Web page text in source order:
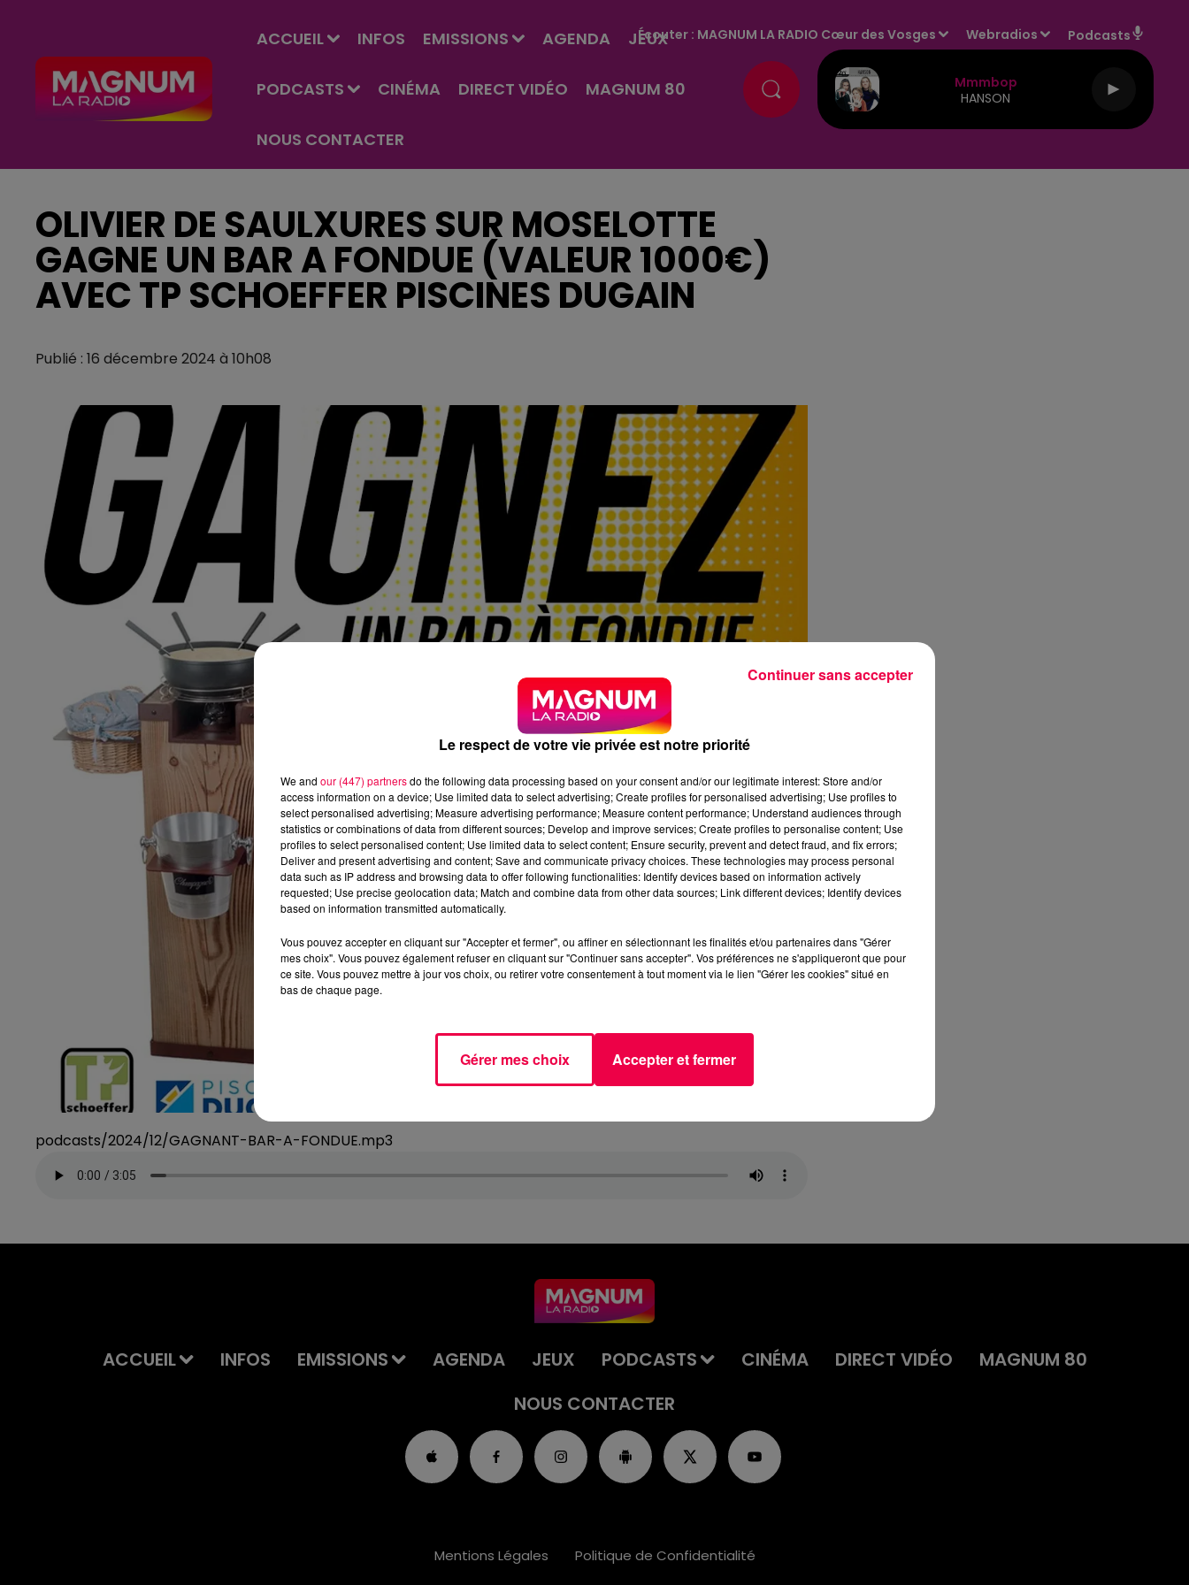
ACCUEIL INFOS EMISSIONS AGENDA JEUX
PODCASTS CINÉMA DIRECT VIDÉO MAGNUM 80
NOUS CONTACTER
Écouter : MAGNUM LA RADIO Cœur des Vosges Webradios Podcasts
Mmmbop
HANSON
OLIVIER DE SAULXURES SUR MOSELOTTE
GAGNE UN BAR A FONDUE (VALEUR 1000€)
AVEC TP SCHOEFFER PISCINES DUGAIN
Publié : 16 décembre 2024 à 10h08
podcasts/2024/12/GAGNANT-BAR-A-FONDUE.mp3
ACCUEIL INFOS EMISSIONS AGENDA JEUX PODCASTS CINÉMA DIRECT VIDÉO
MAGNUM 80
NOUS CONTACTER
Mentions Légales Politique de Confidentialité
Le respect de votre vie privée est notre priorité
We and our (447) partnersdo the following data processing based on your consent and/or our legitimate interest: Store and/or
access information on a device; Use limited data to select advertising; Create profiles for personalised advertising; Use profiles to
select personalised advertising; Measure advertising performance; Measure content performance; Understand audiences through
statistics or combinations of data from different sources; Develop and improve services; Create profiles to personalise content; Use
profiles to select personalised content; Use limited data to select content; Ensure security, prevent and detect fraud, and fix errors;
Deliver and present advertising and content; Save and communicate privacy choices. These technologies may process personal
data such as IP address and browsing data to offer following functionalities: Identify devices based on information actively
requested; Use precise geolocation data; Match and combine data from other data sources; Link different devices; Identify devices
based on information transmitted automatically.
Vous pouvez accepter en cliquant sur "Accepter et fermer", ou affiner en sélectionnant les finalités et/ou partenaires dans "Gérer
mes choix". Vous pouvez également refuser en cliquant sur "Continuer sans accepter". Vos préférences ne s'appliqueront que pour
ce site. Vous pouvez mettre à jour vos choix, ou retirer votre consentement à tout moment via le lien "Gérer les cookies" situé en
bas de chaque page.
Gérer mes choix Accepter et fermer
Continuer sans accepter